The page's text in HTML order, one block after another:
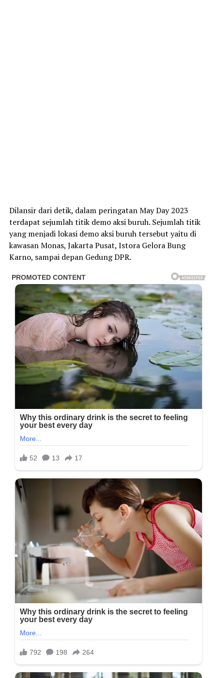
Dilansir dari detik, dalam peringatan May Day 2023
terdapat sejumlah titik demo aksi buruh. Sejumlah titik
yang menjadi lokasi demo aksi buruh tersebut yaitu di
kawasan Monas, Jakarta Pusat, Istora Gelora Bung
Karno, sampai depan Gedung DPR.